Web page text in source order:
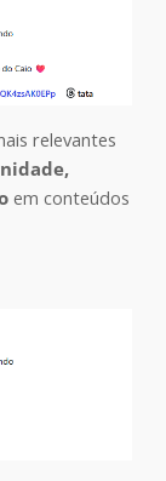
relevantes
em conteúdos